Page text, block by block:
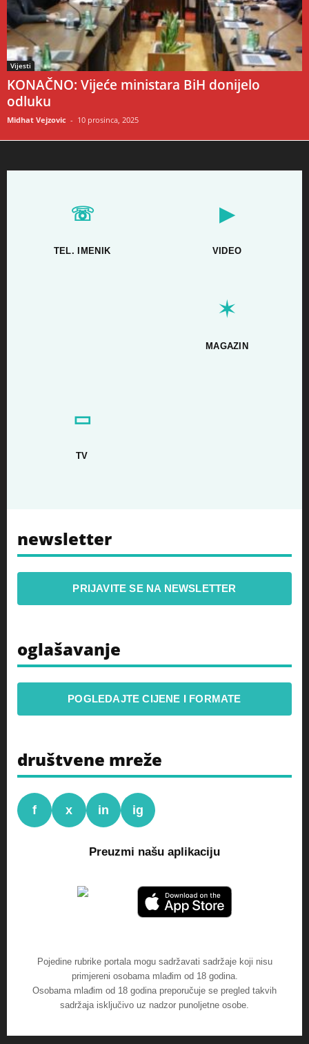
Vijesti
KONAČNO: Vijeće ministara BiH donijelo
odluku
Midhat Vejzovic - 10 prosinca, 2025
☏
TEL. IMENIK
▶
VIDEO
✶
MAGAZIN
▭
TV
newsletter
PRIJAVITE SE NA NEWSLETTER
oglašavanje
POGLEDAJTE CIJENE I FORMATE
društvene mreže
f x in ig
Preuzmi našu aplikaciju
Pojedine rubrike portala mogu sadržavati sadržaje koji nisu
primjereni osobama mlađim od 18 godina.
Osobama mlađim od 18 godina preporučuje se pregled takvih
sadržaja isključivo uz nadzor punoljetne osobe.